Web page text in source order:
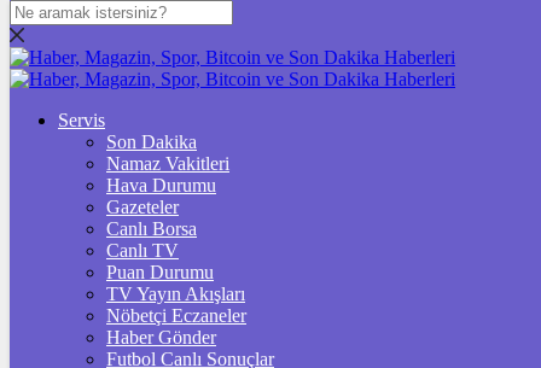
DOLAR
47,7024$% 0.05
% -0.12
STERLİN
% -0.05
GRAM ALTIN
%0,11
ÇEYREK ALTIN
Servis
Son Dakika
Namaz Vakitleri
Hava Durumu
Gazeteler
Canlı Borsa
Canlı TV
Puan Durumu
TV Yayın Akışları
Nöbetçi Eczaneler
Haber Gönder
Futbol Canlı Sonuçlar